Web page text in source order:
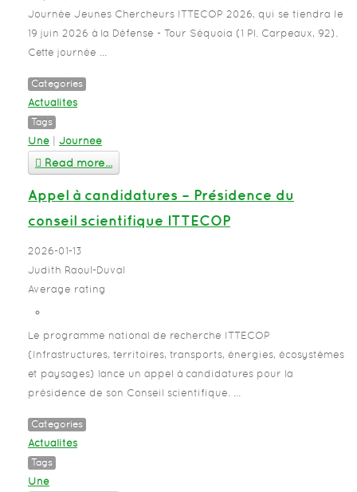
Journée Jeunes Chercheurs ITTECOP 2026, qui se tiendra le
19 juin 2026 à la Défense - Tour Séquoia (1 Pl. Carpeaux, 92).
Cette journée ...
Categories
Actualités
Tags
Une Journée
Read more...
Appel à candidatures – Présidence du
conseil scientifique ITTECOP
2026-01-13
Judith Raoul-Duval
Average rating
Le programme national de recherche ITTECOP
(Infrastructures, territoires, transports, énergies, écosystèmes
et paysages) lance un appel à candidatures pour la
présidence de son Conseil scientifique. ...
Categories
Actualités
Tags
Une